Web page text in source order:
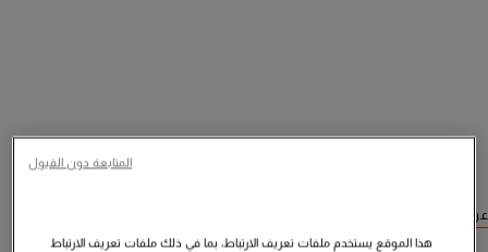
عرض منتجات مشابهة
هذا الموقع يستخدم ملفات تعريف الارتباط، بما في ذلك ملفات تعريف الارتباط
المتابعة دون القبول